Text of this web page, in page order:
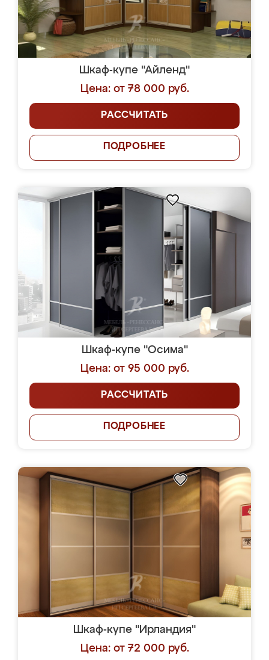
Шкаф-купе "Айленд"
Цена: от 78 000 руб.
РАССЧИТАТЬ
ПОДРОБНЕЕ
Шкаф-купе "Осима"
Цена: от 95 000 руб.
РАССЧИТАТЬ
ПОДРОБНЕЕ
Шкаф-купе "Ирландия"
Цена: от 72 000 руб.